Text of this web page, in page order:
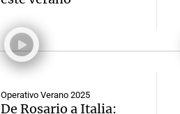
Operativo Verano 2025
De Rosario a Italia:
Notas
El huracán de Arequito